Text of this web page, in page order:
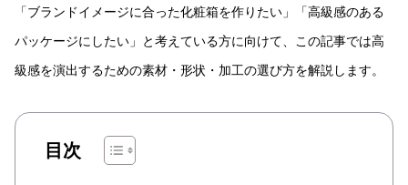
「ブランドイメージに合った化粧箱を作りたい」「高級感のある
パッケージにしたい」と考えている方に向けて、この記事では高
級感を演出するための素材・形状・加工の選び方を解説します。
目次